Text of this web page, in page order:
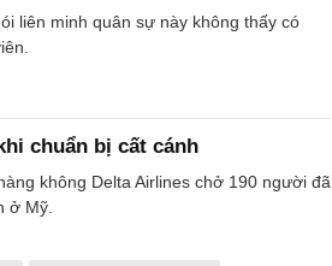
liên minh quân sự này không thấy có
chuẩn bị cất cánh
không Delta Airlines chở 190 người đã
ở Mỹ.